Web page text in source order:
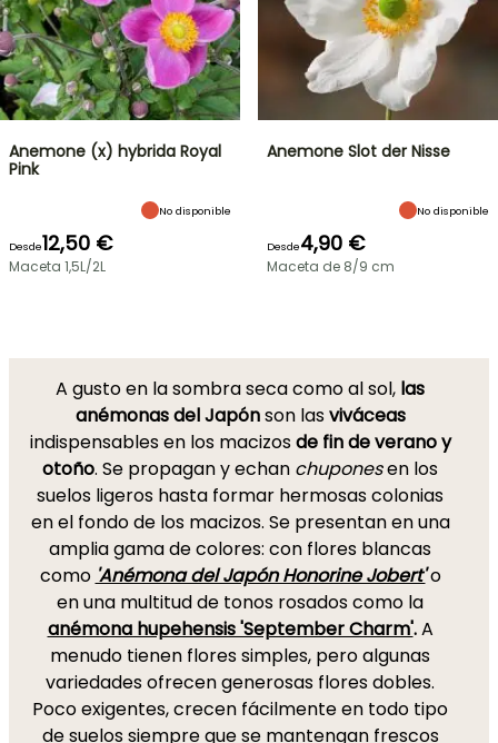
Anemone (x) hybrida Royal
Pink
No disponible
Desde12,50 €
Maceta 1,5L/2L
Anemone Slot der Nisse
No disponible
Desde4,90 €
Maceta de 8/9 cm
A gusto en la sombra seca como al sol, las
anémonas del Japónson lasviváceas
indispensables en los macizosde fin de verano y
otoño. Se propagan y echan chuponesen los
suelos ligeros hasta formar hermosas colonias
en el fondo de los macizos. Se presentan en una
amplia gama de colores: con flores blancas
como 'Anémona del Japón Honorine Jobert'o
en una multitud de tonos rosados como la
anémona hupehensis 'September Charm'.A
menudo tienen flores simples, pero algunas
variedades ofrecen generosas flores dobles.
Poco exigentes, crecen fácilmente en todo tipo
de suelos siempre que se mantengan frescos